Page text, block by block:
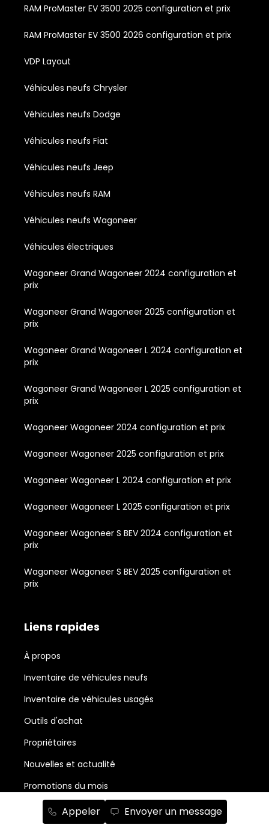
Appeler Envoyer un message
RAM ProMaster EV 3500 2025 configuration et prix
RAM ProMaster EV 3500 2026 configuration et prix
VDP Layout
Véhicules neufs Chrysler
Véhicules neufs Dodge
Véhicules neufs Fiat
Véhicules neufs Jeep
Véhicules neufs RAM
Véhicules neufs Wagoneer
Véhicules électriques
Wagoneer Grand Wagoneer 2024 configuration et
prix
Wagoneer Grand Wagoneer 2025 configuration et
prix
Wagoneer Grand Wagoneer L 2024 configuration et
prix
Wagoneer Grand Wagoneer L 2025 configuration et
prix
Wagoneer Wagoneer 2024 configuration et prix
Wagoneer Wagoneer 2025 configuration et prix
Wagoneer Wagoneer L 2024 configuration et prix
Wagoneer Wagoneer L 2025 configuration et prix
Wagoneer Wagoneer S BEV 2024 configuration et
prix
Wagoneer Wagoneer S BEV 2025 configuration et
prix
Liens rapides
À propos
Inventaire de véhicules neufs
Inventaire de véhicules usagés
Outils d'achat
Propriétaires
Nouvelles et actualité
Promotions du mois
Salle de montre Chrysler, Jeep, RAM et Dodge